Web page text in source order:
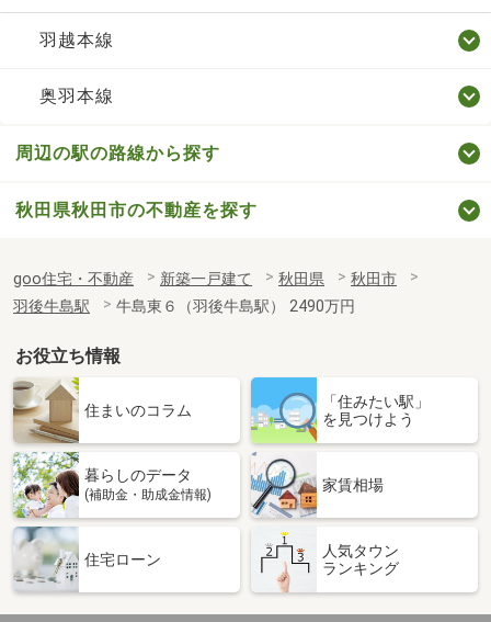
羽越本線
奥羽本線
周辺の駅の路線から探す
秋田県秋田市の不動産を探す
goo住宅・不動産 新築一戸建て 秋田県
秋田市
羽後牛島駅
牛島東６（羽後牛島駅） 2490万円
お役立ち情報
住まいのコラム
「住みたい駅」
を見つけよう
暮らしのデータ
(補助金・助成金情報)
家賃相場
住宅ローン
人気タウン
ランキング